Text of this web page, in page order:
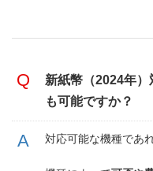
新紙幣（2024年
も可能ですか？
対応可能な機種であ